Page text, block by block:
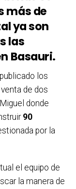
más de
ya son
las
Basauri.
los
de dos
donde
90
por la
el equipo de
la manera de